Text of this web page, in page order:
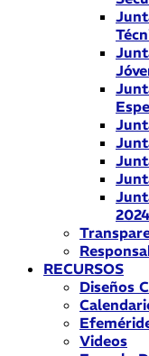
2024
RECURSOS
Diseños
Videos